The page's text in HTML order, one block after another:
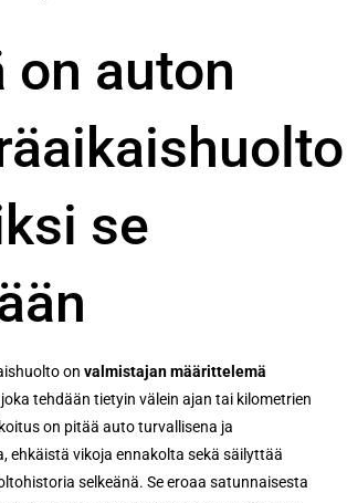
on auton
se
on valmistajan määrittelemä
joka tehdään tietyin välein ajan tai kilometrien
on pitää auto turvallisena ja
ehkäistä vikoja ennakolta sekä säilyttää
selkeänä. Se eroaa satunnaisesta